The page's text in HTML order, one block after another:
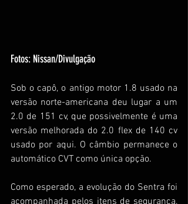
Fotos: Nissan/Divulgação
Sob o capô, o antigo motor 1.8 usado na
versão norte-americana deu lugar a um
2.0 de 151 cv, que possivelmente é uma
versão melhorada do 2.0 flex de 140 cv
usado por aqui. O câmbio permanece o
automático CVT como única opção.
Como esperado, a evolução do Sentra foi
acompanhada pelos itens de segurança,